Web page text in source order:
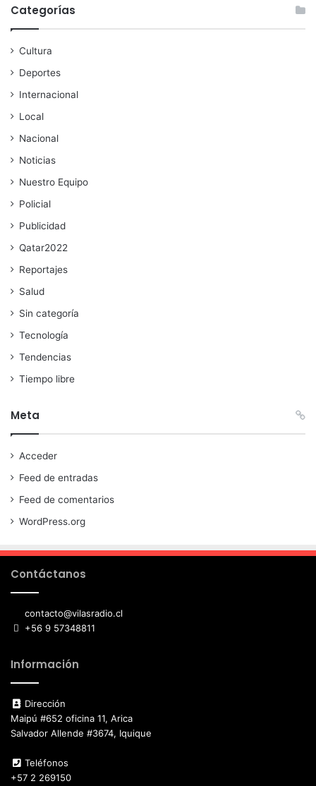
Categorías
Cultura
Deportes
Internacional
Local
Nacional
Noticias
Nuestro Equipo
Policial
Publicidad
Qatar2022
Reportajes
Salud
Sin categoría
Tecnología
Tendencias
Tiempo libre
Meta
Acceder
Feed de entradas
Feed de comentarios
WordPress.org
Contáctanos
contacto@vilasradio.cl
+56 9 57348811
Información
Dirección
Maipú #652 oficina 11, Arica
Salvador Allende #3674, Iquique
Teléfonos
+57 2 269150